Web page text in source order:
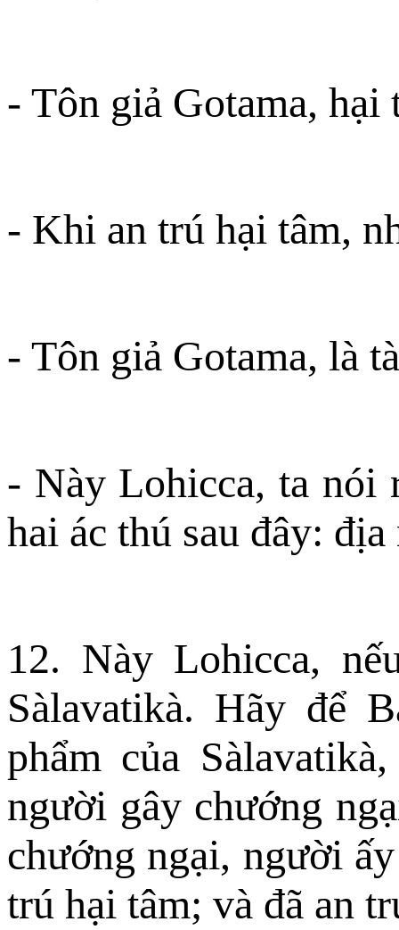
- Tôn giả Gotama, hại
- Khi an trú hại tâm,
- Tôn giả Gotama, là
- Này Lohicca, ta nói
hai ác thú sau đây:
12. Này Lohicca,
Sàlavatikà. Hãy để
phẩm của
người gây chướng
chướng ngại, người
trú hại tâm; và đã an